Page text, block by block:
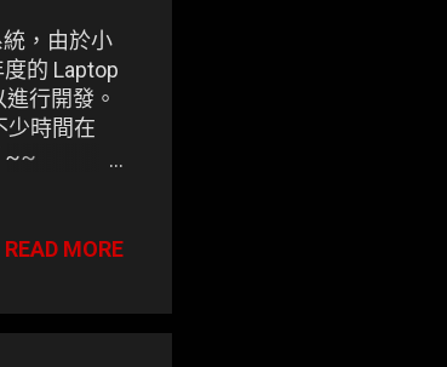
，由於小
的 Laptop
行開發。
少時間在
~~
READ MORE